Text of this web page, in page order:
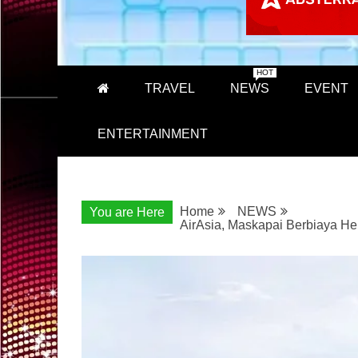
TRAVEL NEWS
HOT
EVENT
ENTERTAINMENT
You are Here Home
NEWS
AirAsia, Maskapai Berbiaya